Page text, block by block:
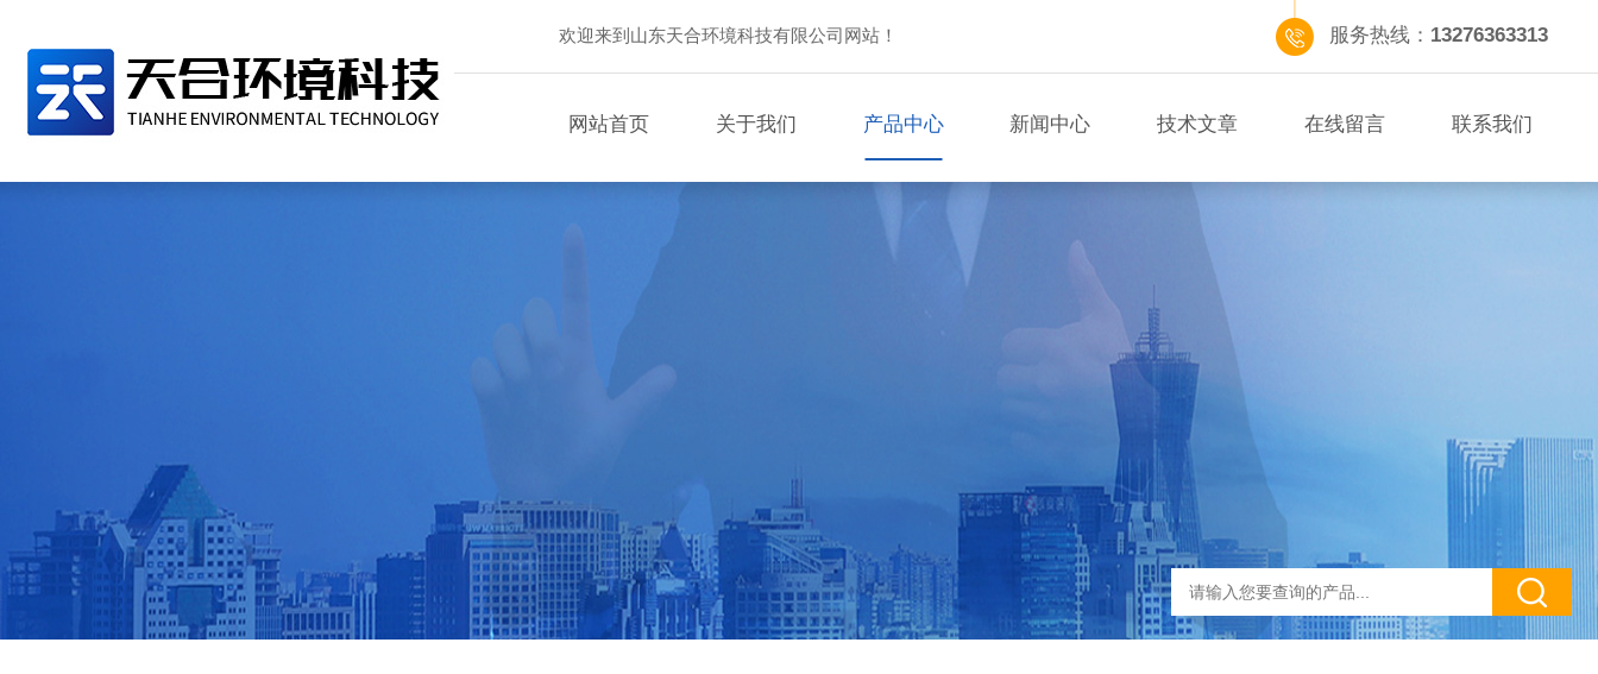
欢迎来到山东天合环境科技有限公司网站！ 服务热线： 13276363313
网站首页 关于我们 产品中心 新闻中心 技术文章 在线留言 联系我们